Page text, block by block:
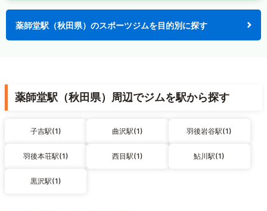
薬師堂駅（秋田県）のスポーツジムを目的別に探す
薬師堂駅（秋田県）周辺でジムを駅から探す
子吉駅(1) 曲沢駅(1) 羽後岩谷駅(1)
羽後本荘駅(1) 西目駅(1) 鮎川駅(1)
黒沢駅(1)